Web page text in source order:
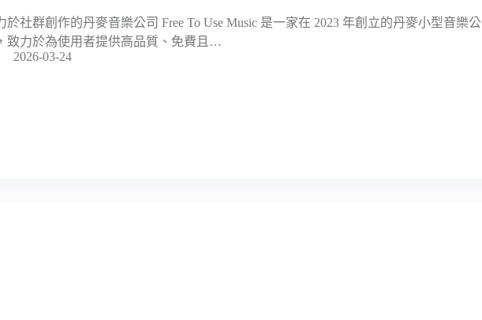
於社群創作的丹麥音樂公司 Free To Use Music 是一家在 2023 年創立的丹麥小型音樂公
致力於為使用者提供高品質、免費且…
2026-03-24